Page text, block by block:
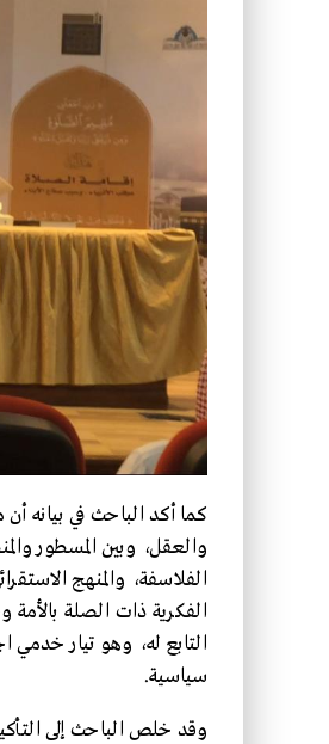
كما أكد الباحث في بيانه
والعقل، وبين المسطور
الفلاسفة، والمنهج
الفكرية ذات الصلة بالأمة
التابع له، وهو تيار خدمي
سياسية.
وقد خلص الباحث إلى